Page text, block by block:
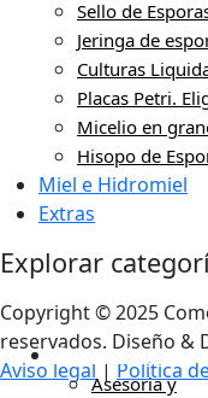
Sello de
Jeringa de
Culturas
Placas Petri.
Micelio en
Hisopo de
Miel e Hidromiel
Extras
Explorar
Copyright © 2025
reservados. Diseño &
Aviso legal | Política
Cultivo de setas
Asesoria y